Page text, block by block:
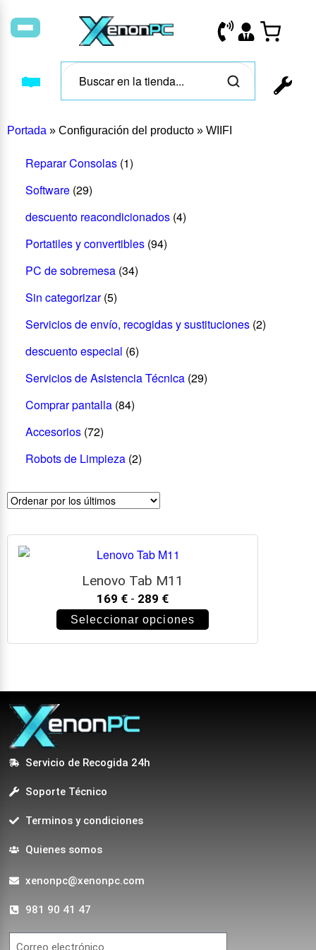
Portada » Configuración del producto » WIIFI
Reparar Consolas (1)
Software (29)
descuento reacondicionados (4)
Portatiles y convertibles (94)
PC de sobremesa (34)
Sin categorizar (5)
Servicios de envío, recogidas y sustituciones (2)
descuento especial (6)
Servicios de Asistencia Técnica (29)
Comprar pantalla (84)
Accesorios (72)
Robots de Limpieza (2)
Lenovo Tab M11
169 € - 289 €
Seleccionar opciones
Servicio de Recogida 24h
Soporte Técnico
Terminos y condiciones
Quienes somos
xenonpc@xenonpc.com
981 90 41 47